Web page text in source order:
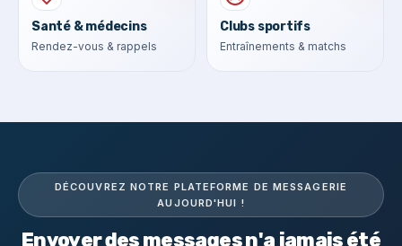
Santé & médecins
Rendez-vous & rappels
Clubs sportifs
Entraînements & matchs
DÉCOUVREZ NOTRE PLATEFORME DE MESSAGERIE
AUJOURD'HUI !
Envoyer des messages n'a jamais été